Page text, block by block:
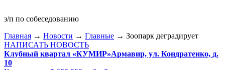
з/п по собеседованию
Главная → Новости → Главные → Зоопарк деградирует
НАПИСАТЬ НОВОСТЬ
Клубный квартал «КУМИР»Армавир, ул. Кондратенко, д.
10